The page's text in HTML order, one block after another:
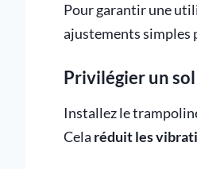
Pour garantir une
ajustements simples
Privilégier un
Installez le
Cela réduit les